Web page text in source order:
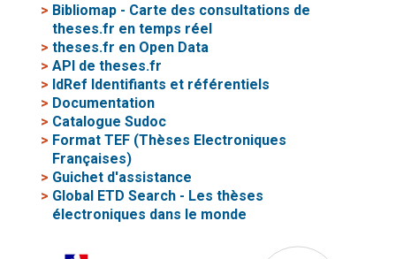
> Bibliomap - Carte des consultations de
theses.fr en temps réel
>theses.fr en Open Data
>API de theses.fr
> IdRef Identifiants et référentiels
> Documentation
> Catalogue Sudoc
> Format TEF (Thèses Electroniques
Françaises)
> Guichet d'assistance
> Global ETD Search - Les thèses
électroniques dans le monde